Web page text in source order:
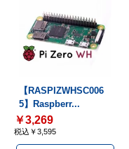
【RASPIZWHSC006
5】Raspberr...
￥3,269
税込￥3,595